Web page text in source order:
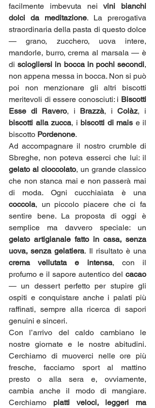
facilmente imbevuta nei vini bianchi
dolci da meditazione. La prerogativa
straordinaria della pasta di questo dolce
— grano, zucchero, uova intere,
mandorle, burro, crema al marsala — è
di sciogliersi in bocca in pochi secondi,
non appena messa in bocca. Non si può
poi non menzionare gli altri biscotti
meritevoli di essere conosciuti: i Biscotti
Esse di Ravero, i Brazzà, i Colàz
biscotti alla zucca, i biscotti di mais e il
biscotto Pordenone.
Ad accompagnare il nostro crumble di
gelato al cioccolato, un grande classico
che non stanca mai e non passerà mai
coccola, un piccolo piacere che ci fa
sentire bene. La proposta di oggi è
gelato artigianale fatto in casa, senza
uova, senza gelatiera
crema vellutata e intensa, con il
profumo e il sapore autentico del cacao
— un dessert perfetto per stupire gli
ospiti e conquistare anche i palati più
raffinati, sempre alla ricerca di sapori
genuini e sinceri.
Con l’arrivo del caldo cambiano le
nostre giornate e le nostre abitudini.
Cerchiamo di muoverci nelle ore più
fresche, facciamo sport al mattino
presto o alla sera e, ovviamente,
cambia anche il modo di mangiare.
Cerchiamo piatti veloci, leggeri ma